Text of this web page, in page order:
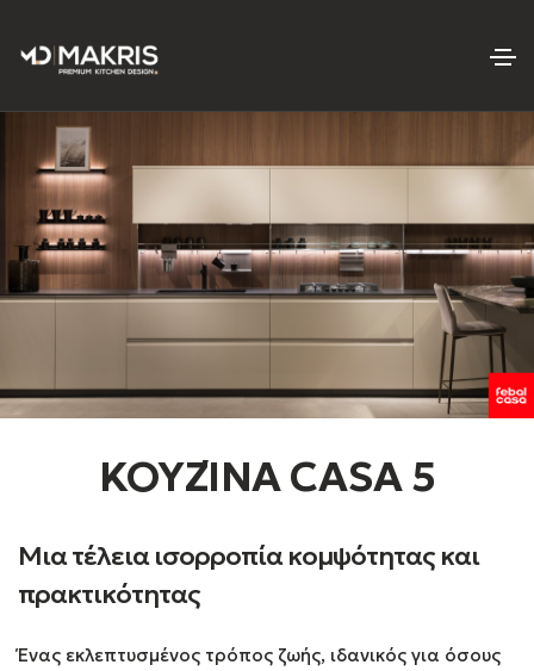
ΚΟΥΖΊΝΑ CASA 5
Μια τέλεια ισορροπία κομψότητας και
πρακτικότητας
Ένας εκλεπτυσμένος τρόπος ζωής, ιδανικός για όσους